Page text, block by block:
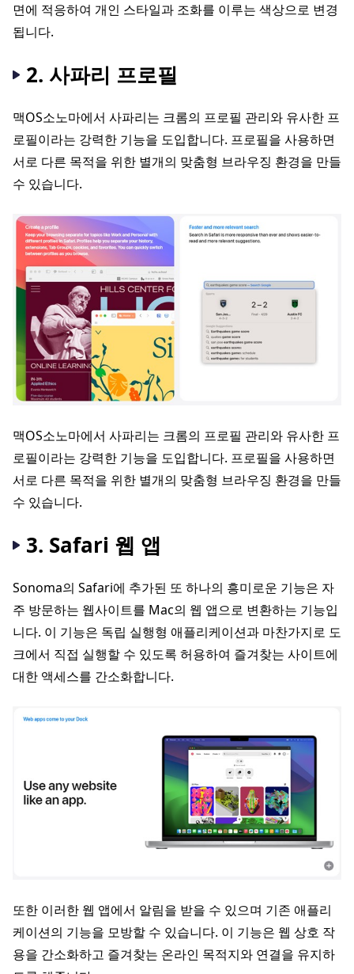
면에 적응하여 개인 스타일과 조화를 이루는 색상으로 변경
됩니다.
2. 사파리 프로필
맥OS소노마에서 사파리는 크롬의 프로필 관리와 유사한 프
로필이라는 강력한 기능을 도입합니다. 프로필을 사용하면
서로 다른 목적을 위한 별개의 맞춤형 브라우징 환경을 만들
수 있습니다.
맥OS소노마에서 사파리는 크롬의 프로필 관리와 유사한 프
로필이라는 강력한 기능을 도입합니다. 프로필을 사용하면
서로 다른 목적을 위한 별개의 맞춤형 브라우징 환경을 만들
수 있습니다.
3. Safari 웹 앱
Sonoma의 Safari에 추가된 또 하나의 흥미로운 기능은 자
주 방문하는 웹사이트를 Mac의 웹 앱으로 변환하는 기능입
니다. 이 기능은 독립 실행형 애플리케이션과 마찬가지로 도
크에서 직접 실행할 수 있도록 허용하여 즐겨찾는 사이트에
대한 액세스를 간소화합니다.
또한 이러한 웹 앱에서 알림을 받을 수 있으며 기존 애플리
케이션의 기능을 모방할 수 있습니다. 이 기능은 웹 상호 작
용을 간소화하고 즐겨찾는 온라인 목적지와 연결을 유지하